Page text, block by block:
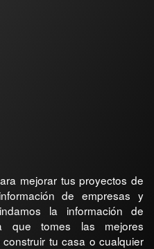
mejorar tus proyectos de
de empresas y
la información de
que tomes las mejores
tu casa o cualquier